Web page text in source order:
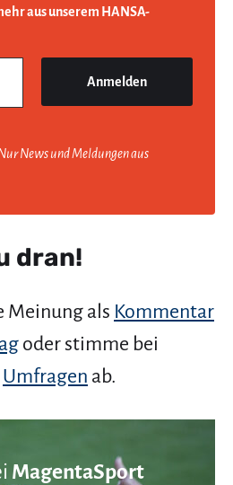
aus unserem HANSA-
News und Meldungen aus
dran!
Meinung als Kommentar
oder stimme bei
Umfragen ab.
MagentaSport